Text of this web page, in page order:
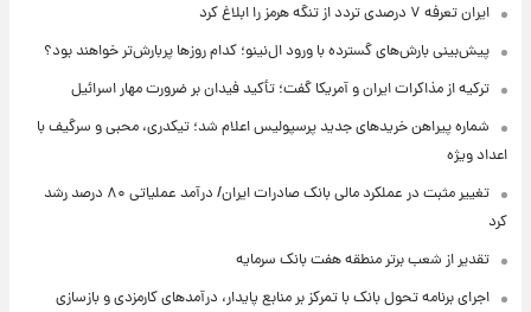
ایران تعرفه ۷ درصدی تردد از تنگه هرمز را ابلاغ کرد
پیش‌بینی بارش‌های گسترده با ورود ال‌نینو؛ کدام روزها پربارش‌تر خواهند بود؟
ترکیه از مذاکرات ایران و آمریکا گفت؛ تأکید فیدان بر ضرورت مهار اسرائیل
شماره پیراهن خریدهای جدید پرسپولیس اعلام شد؛ تیکدری، محبی و سرگیف با
اعداد ویژه
تغییر مثبت در عملکرد مالی بانک صادرات ایران/ درآمد عملیاتی ۸۰ درصد رشد
کرد
تقدیر از شعب برتر منطقه هفت بانک سرمایه
اجرای برنامه تحول بانک با تمرکز بر منابع پایدار، درآمدهای کارمزدی و بازسازی